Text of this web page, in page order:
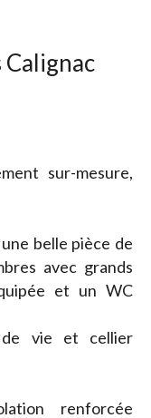
sur-mesure,
belle pièce de
avec grands
et un WC
vie et cellier
renforcée